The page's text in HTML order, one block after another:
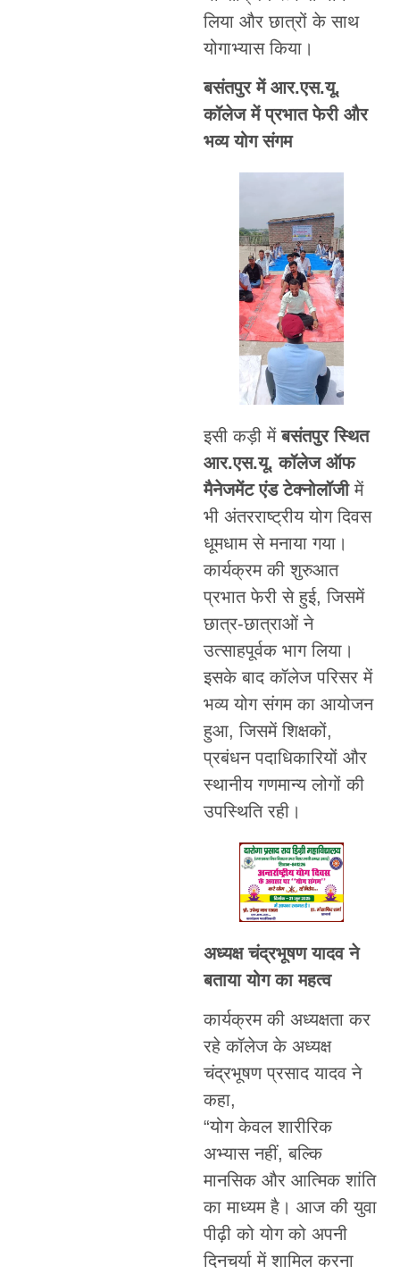
लिया और छात्रों के साथ
योगाभ्यास किया।
बसंतपुर में आर.एस.यू.
कॉलेज में प्रभात फेरी और
भव्य योग संगम
इसी कड़ी मेंबसंतपुर स्थित
आर.एस.यू. कॉलेज ऑफ
मैनेजमेंट एंड टेक्नोलॉजीमें
भी अंतरराष्ट्रीय योग दिवस
धूमधाम से मनाया गया।
कार्यक्रम की शुरुआत
प्रभात फेरी से हुई, जिसमें
छात्र-छात्राओं ने
उत्साहपूर्वक भाग लिया।
इसके बाद कॉलेज परिसर में
भव्य योग संगम का आयोजन
हुआ, जिसमें शिक्षकों,
प्रबंधन पदाधिकारियों और
स्थानीय गणमान्य लोगों की
उपस्थिति रही।
अध्यक्ष चंद्रभूषण यादव ने
बताया योग का महत्व
कार्यक्रम की अध्यक्षता कर
रहे कॉलेज के अध्यक्ष
चंद्रभूषण प्रसाद यादव ने
कहा,
“योग केवल शारीरिक
अभ्यास नहीं, बल्कि
मानसिक और आत्मिक शांति
का माध्यम है। आज की युवा
पीढ़ी को योग को अपनी
दिनचर्या में शामिल करना